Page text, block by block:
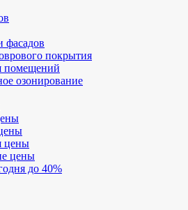
фасадов
покрытия
помещений
озонирование
цены
цены
до 40%